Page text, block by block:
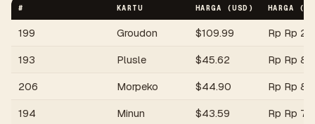
# KARTU HARGA (USD) HARGA (
199 Groudon $109.99 Rp Rp
193
Plusle $45.62 Rp Rp
206
Morpeko $44.90 Rp Rp
194
Minun $43.59 Rp Rp